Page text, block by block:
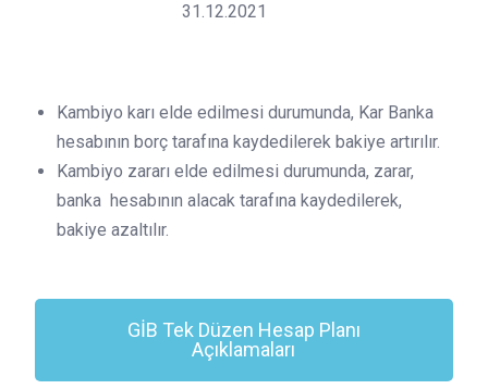
31.12.2021
Kambiyo karı elde edilmesi durumunda, Kar Banka
hesabının borç tarafına kaydedilerek bakiye artırılır.
Kambiyo zararı elde edilmesi durumunda, zarar,
banka hesabının alacak tarafına kaydedilerek,
bakiye azaltılır.
GİB Tek Düzen Hesap Planı
Açıklamaları